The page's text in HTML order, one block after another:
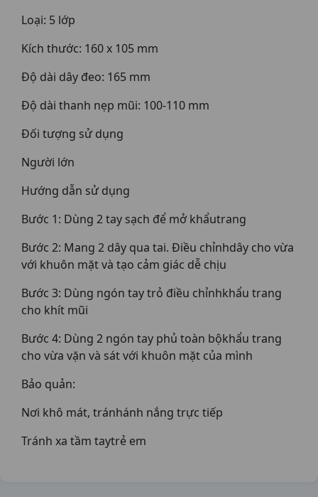
Loại: 5 lớp
Kích thước: 160 x 105 mm
Độ dài dây đeo: 165 mm
Độ dài thanh nẹp mũi: 100-110 mm
Đối tượng sử dụng
Người lớn
Hướng dẫn sử dụng
Bước 1: Dùng 2 tay sạch để mở khẩutrang
Bước 2: Mang 2 dây qua tai. Điều chỉnhdây cho vừa
với khuôn mặt và tạo cảm giác dễ chịu
Bước 3: Dùng ngón tay trỏ điều chỉnhkhẩu trang
cho khít mũi
Bước 4: Dùng 2 ngón tay phủ toàn bộkhẩu trang
cho vừa vặn và sát với khuôn mặt của mình
Bảo quản:
Nơi khô mát, tránhánh nắng trực tiếp
Tránh xa tầm taytrẻ em